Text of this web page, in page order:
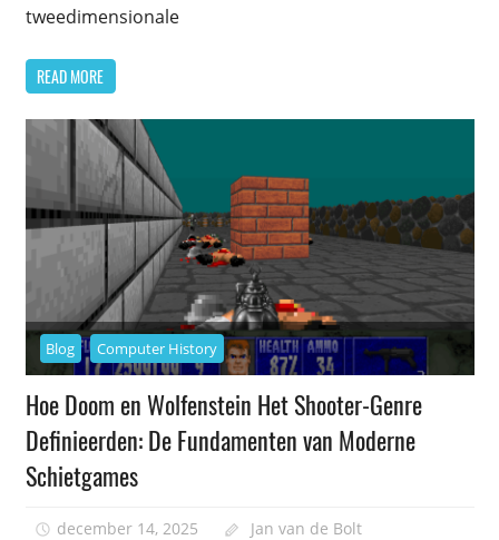
tweedimensionale
READ MORE
Blog Computer History
Hoe Doom en Wolfenstein Het Shooter-Genre
Definieerden: De Fundamenten van Moderne
Schietgames
december 14, 2025 Jan van de Bolt